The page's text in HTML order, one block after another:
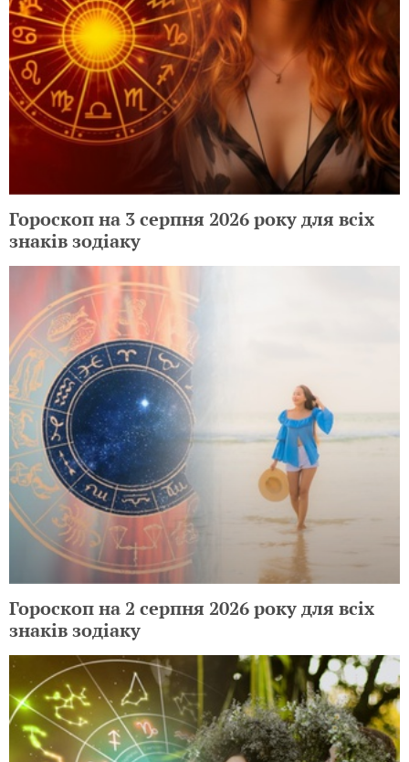
Гороскоп на 3 серпня 2026 року для всіх
знаків зодіаку
Гороскоп на 2 серпня 2026 року для всіх
знаків зодіаку